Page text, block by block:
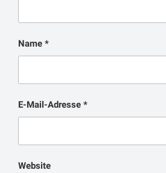
Name *
E-Mail-Adresse *
Website